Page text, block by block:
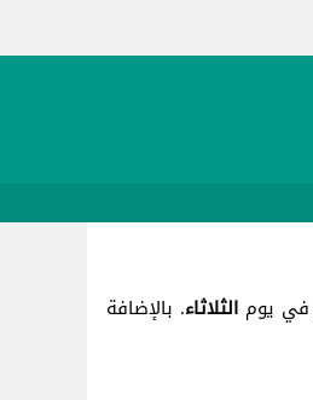
الثلاثاء. بالإضافة